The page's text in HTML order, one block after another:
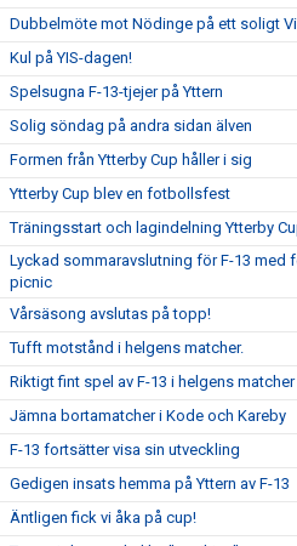
Dubbelmöte mot Nödinge på ett soligt
Kul på YIS-dagen!
Spelsugna F-13-tjejer på Yttern
Solig söndag på andra sidan älven
Formen från Ytterby Cup håller i sig
Ytterby Cup blev en fotbollsfest
Träningsstart och lagindelning Ytterby
Lyckad sommaravslutning för F-13 med
picnic
Vårsäsong avslutas på topp!
Tufft motstånd i helgens matcher.
Riktigt fint spel av F-13 i helgens matcher
Jämna bortamatcher i Kode och Kareby
F-13 fortsätter visa sin utveckling
Gedigen insats hemma på Yttern av F-13
Äntligen fick vi åka på cup!